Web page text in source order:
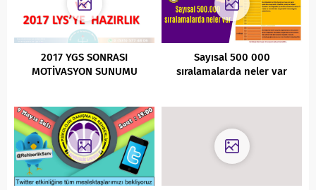
2017 YGS SONRASI
MOTİVASYON SUNUMU
Sayısal 500 000
sıralamalarda neler var